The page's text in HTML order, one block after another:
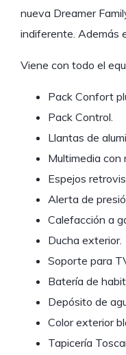
nueva Dreamer
indiferente. Además
Viene con todo el
Pack Confort
Pack Control.
Llantas de
Multimedia con
Espejos
Alerta de
Calefacción a
Ducha exterior.
Soporte para
Batería de
Depósito de
Color exterior
Tapicería